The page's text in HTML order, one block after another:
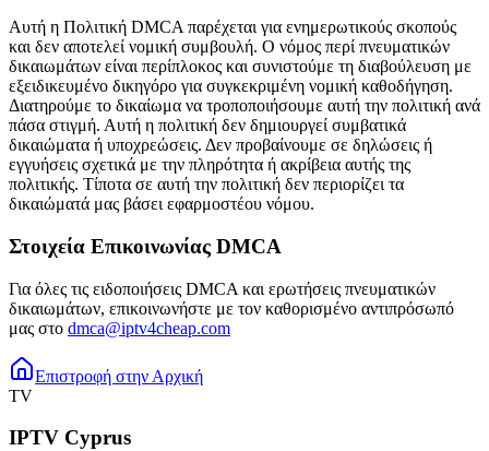
Αυτή η Πολιτική DMCA παρέχεται για ενημερωτικούς σκοπούς
και δεν αποτελεί νομική συμβουλή. Ο νόμος περί πνευματικών
δικαιωμάτων είναι περίπλοκος και συνιστούμε τη διαβούλευση με
εξειδικευμένο δικηγόρο για συγκεκριμένη νομική καθοδήγηση.
Διατηρούμε το δικαίωμα να τροποποιήσουμε αυτή την πολιτική ανά
πάσα στιγμή. Αυτή η πολιτική δεν δημιουργεί συμβατικά
δικαιώματα ή υποχρεώσεις. Δεν προβαίνουμε σε δηλώσεις ή
εγγυήσεις σχετικά με την πληρότητα ή ακρίβεια αυτής της
πολιτικής. Τίποτα σε αυτή την πολιτική δεν περιορίζει τα
δικαιώματά μας βάσει εφαρμοστέου νόμου.
Στοιχεία Επικοινωνίας DMCA
Για όλες τις ειδοποιήσεις DMCA και ερωτήσεις πνευματικών
δικαιωμάτων, επικοινωνήστε με τον καθορισμένο αντιπρόσωπό
μας στο dmca@iptv4cheap.com
Επιστροφή στην Αρχική
TV
IPTV Cyprus